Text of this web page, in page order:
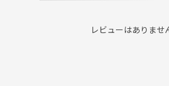
レビューはありませ